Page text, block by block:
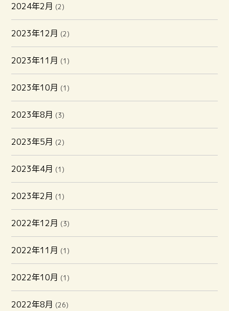
2024年2月 (2)
2023年12月 (2)
2023年11月 (1)
2023年10月 (1)
2023年8月 (3)
2023年5月 (2)
2023年4月 (1)
2023年2月 (1)
2022年12月 (3)
2022年11月 (1)
2022年10月 (1)
2022年8月 (26)